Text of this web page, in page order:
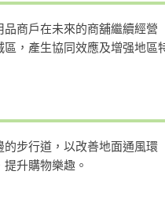
商戶在未來的商舖繼續經營
，產生協同效應及增强地區
步行道，以改善地面通風環
升購物樂趣。